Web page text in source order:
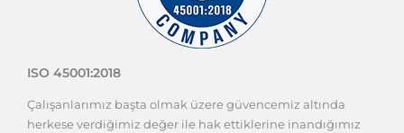
ISO 45001:2018
Çalışanlarımız başta olmak üzere güvencemiz altında
herkese verdiğimiz değer ile hak ettiklerine inandığımız